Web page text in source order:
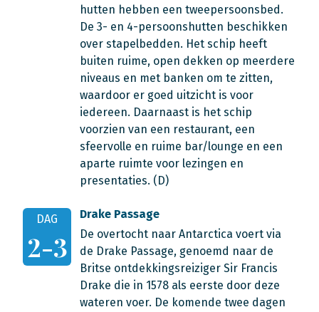
hutten hebben een tweepersoonsbed.
De 3- en 4-persoonshutten beschikken
over stapelbedden. Het schip heeft
buiten ruime, open dekken op meerdere
niveaus en met banken om te zitten,
waardoor er goed uitzicht is voor
iedereen. Daarnaast is het schip
voorzien van een restaurant, een
sfeervolle en ruime bar/lounge en een
aparte ruimte voor lezingen en
presentaties. (D)
DAG
2-3
Drake Passage
De overtocht naar Antarctica voert via
de Drake Passage, genoemd naar de
Britse ontdekkingsreiziger Sir Francis
Drake die in 1578 als eerste door deze
wateren voer. De komende twee dagen